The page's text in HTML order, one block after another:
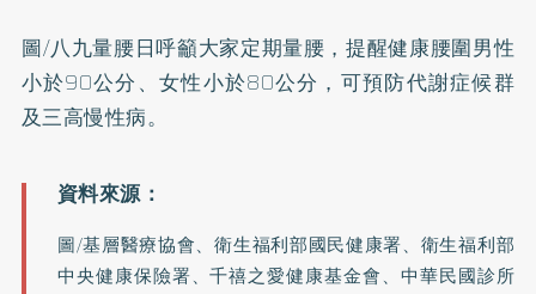
圖/八九量腰日呼籲大家定期量腰，提醒健康腰圍男性
小於90公分、女性小於80公分，可預防代謝症候群
及三高慢性病。
圖/基層醫療協會、衛生福利部國民健康署、衛生福利部
中央健康保險署、千禧之愛健康基金會、中華民國診所